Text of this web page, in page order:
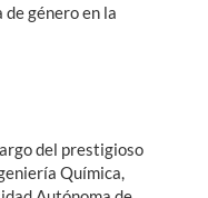
género en la
del prestigioso
Química,